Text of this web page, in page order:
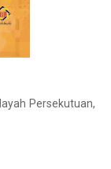
Persekutuan,